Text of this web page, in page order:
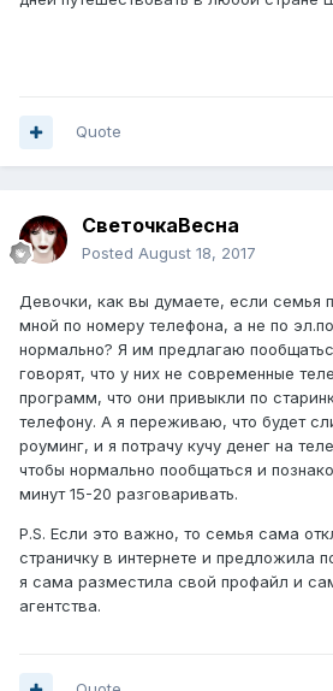
Quote
СветочкаВесна
Posted August 18, 2017
Девочки, как вы думаете, если семья
мной по номеру телефона, а не по
нормально? Я им предлагаю
говорят, что у них не современные
программ, что они привыкли по
телефону. А я переживаю, что будет
роуминг, и я потрачу кучу денег на
чтобы нормально пообщаться и
минут 15-20 разговаривать.
P.S. Если это важно, то семья сама
страничку в интернете и предложила
я сама разместила свой профайл и
агентства.